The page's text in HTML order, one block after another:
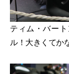
ティム・バー
ル！大きくてか